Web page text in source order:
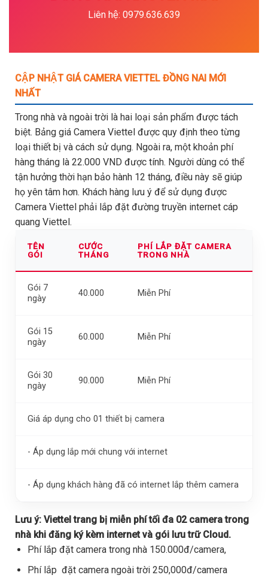
Liên hệ: 0979.636.639
CẬP NHẬT GIÁ CAMERA VIETTEL ĐỒNG NAI MỚI
NHẤT
Trong nhà và ngoài trời là hai loại sản phẩm được tách
biệt. Bảng giá Camera Viettel được quy định theo từng
loại thiết bị và cách sử dụng. Ngoài ra, một khoản phí
hàng tháng là 22.000 VND được tính. Người dùng có thể
tận hưởng thời hạn bảo hành 12 tháng, điều này sẽ giúp
họ yên tâm hơn. Khách hàng lưu ý để sử dụng được
Camera Viettel phải lắp đặt đường truyền internet cáp
quang Viettel.
TÊN
GÓI
CƯỚC
THÁNG
PHÍ LẮP ĐẶT CAMERA
TRONG NHÀ
Gói 7
ngày
40.000 Miễn Phí
Gói 15
ngày
60.000 Miễn Phí
Gói 30
ngày
90.000 Miễn Phí
Giá áp dụng cho 01 thiết bị camera
- Áp dụng lắp mới chung với internet
- Áp dụng khách hàng đã có internet lắp thêm camera
Lưu ý: Viettel trang bị miễn phí tối đa 02 camera trong
nhà khi đăng ký kèm internet và gói lưu trữ Cloud.
Phí lắp đặt camera trong nhà 150.000đ/camera,
Phí lắp đặt camera ngoài trời 250,000đ/camera